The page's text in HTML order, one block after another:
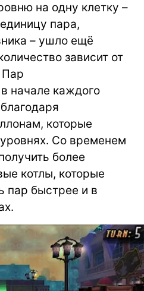
на одну клетку –
пара,
– ушло ещё
зависит от
начале каждого
которые
Со временем
более
котлы, которые
пар быстрее и в